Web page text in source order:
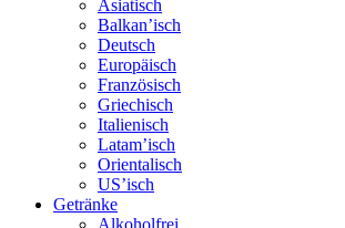
Asiatisch
Balkan’isch
Deutsch
Europäisch
Französisch
Griechisch
Italienisch
Latam’isch
Orientalisch
US’isch
Getränke
Alkoholfrei